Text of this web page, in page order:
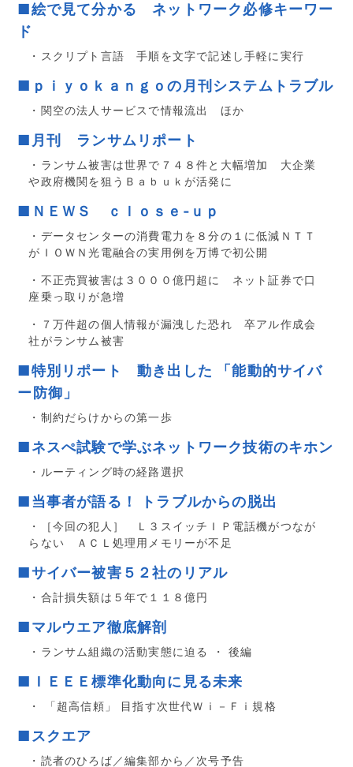
■絵で見て分かる ネットワーク必修キーワー
ド
・スクリプト言語 手順を文字で記述し手軽に実行
■ｐｉｙｏｋａｎｇｏの月刊システムトラブル
・関空の法人サービスで情報流出 ほか
■月刊 ランサムリポート
・ランサム被害は世界で７４８件と大幅増加 大企業
や政府機関を狙うＢａｂｕｋが活発に
■ＮＥＷＳ ｃｌｏｓｅ‐ｕｐ
・データセンターの消費電力を８分の１に低減ＮＴＴ
がＩＯＷＮ光電融合の実用例を万博で初公開
・不正売買被害は３０００億円超に ネット証券で口
座乗っ取りが急増
・７万件超の個人情報が漏洩した恐れ 卒アル作成会
社がランサム被害
■特別リポート 動き出した 「能動的サイバ
ー防御」
・制約だらけからの第一歩
■ネスぺ試験で学ぶネットワーク技術のキホン
・ルーティング時の経路選択
■当事者が語る！ トラブルからの脱出
・［今回の犯人］ Ｌ３スイッチＩＰ電話機がつなが
らない ＡＣＬ処理用メモリーが不足
■サイバー被害５２社のリアル
・合計損失額は５年で１１８億円
■マルウエア徹底解剖
・ランサム組織の活動実態に迫る ・ 後編
■ＩＥＥＥ標準化動向に見る未来
・ 「超高信頼」 目指す次世代Ｗｉ－Ｆｉ規格
■スクエア
・読者のひろば／編集部から／次号予告